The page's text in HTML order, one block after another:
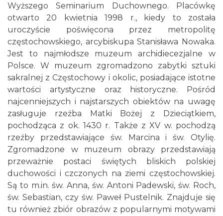
Wyższego Seminarium Duchownego. Placówkę
otwarto 20 kwietnia 1998 r., kiedy to została
uroczyście poświęcona przez metropolitę
częstochowskiego, arcybiskupa Stanisława Nowaka.
Jest to najmłodsze muzeum archidiecezjalne w
Polsce. W muzeum zgromadzono zabytki sztuki
sakralnej z Częstochowy i okolic, posiadające istotne
wartości artystyczne oraz historyczne. Pośród
najcenniejszych i najstarszych obiektów na uwagę
zasługuje rzeźba Matki Bożej z Dzieciątkiem,
pochodząca z ok. 1430 r. Także z XV w. pochodzą
rzeźby przedstawiające św. Marcina i św. Otylię.
Zgromadzone w muzeum obrazy przedstawiają
przeważnie postaci świętych bliskich polskiej
duchowości i czczonych na ziemi częstochowskiej.
Są to m.in. św. Anna, św. Antoni Padewski, św. Roch,
św. Sebastian, czy św. Paweł Pustelnik. Znajduje się
tu również zbiór obrazów z popularnymi motywami